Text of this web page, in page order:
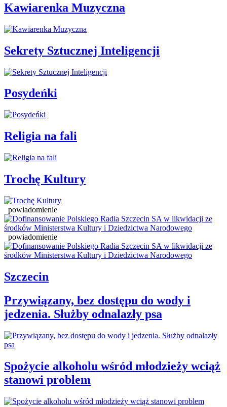
Kawiarenka Muzyczna
Sekrety Sztucznej Inteligencji
Posydeńki
Religia na fali
Trochę Kultury
powiadomienie
powiadomienie
Szczecin
Przywiązany, bez dostępu do wody i
jedzenia. Służby odnalazły psa
Spożycie alkoholu wśród młodzieży wciąż
stanowi problem